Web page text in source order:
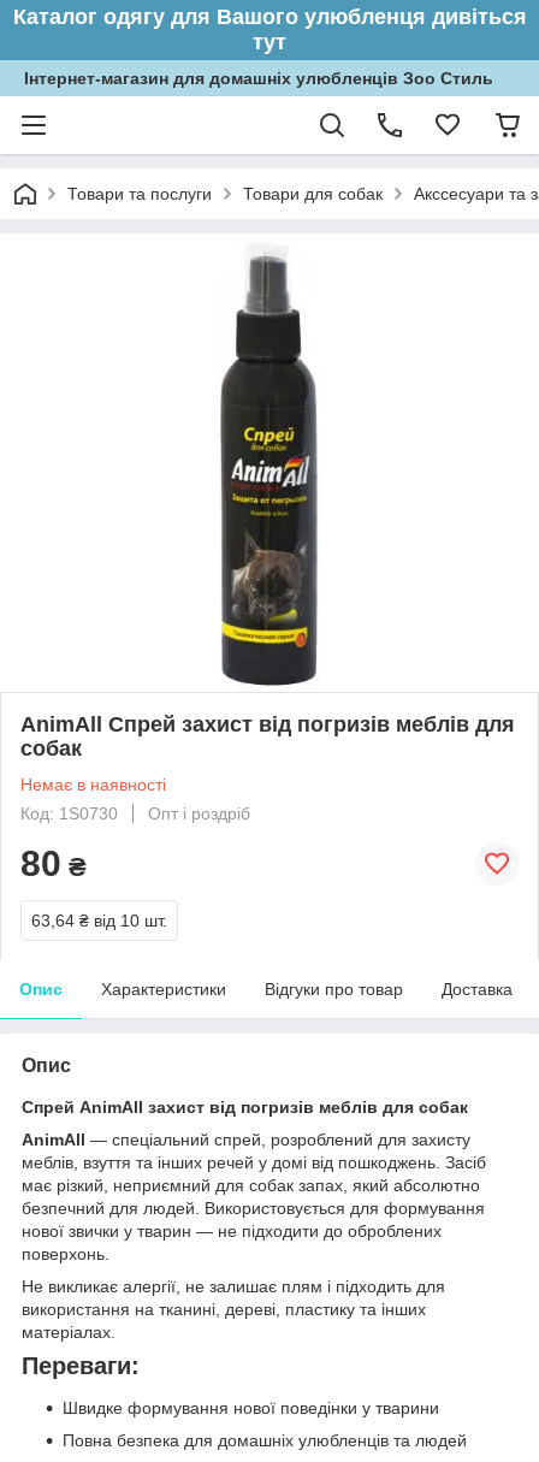
Каталог одягу для Вашого улюбленця дивіться
тут
Інтернет-магазин для домашніх улюбленців Зоо Стиль
Товари та послуги Товари для собак Акссесуари та
AnimAll Спрей захист від погризів меблів для
собак
Немає в наявності
Код: 1S0730
Опт і роздріб
80 ₴
63,64 ₴ від 10 шт.
Опис Характеристики Відгуки про товар Доставка
Опис
Спрей AnimAll захист від погризів меблів для собак
AnimAll — спеціальний спрей, розроблений для захисту
меблів, взуття та інших речей у домі від пошкоджень. Засіб
має різкий, неприємний для собак запах, який абсолютно
безпечний для людей. Використовується для формування
нової звички у тварин — не підходити до оброблених
поверхонь.
Не викликає алергії, не залишає плям і підходить для
використання на тканині, дереві, пластику та інших
матеріалах.
Переваги:
Швидке формування нової поведінки у тварини
Повна безпека для домашніх улюбленців та людей